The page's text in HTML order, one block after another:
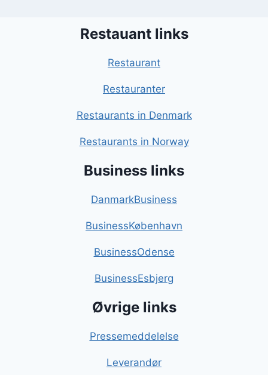
Restauant links
Restaurant
Restauranter
Restaurants in Denmark
Restaurants in Norway
Business links
DanmarkBusiness
BusinessKøbenhavn
BusinessOdense
BusinessEsbjerg
Øvrige links
Pressemeddelelse
Leverandør